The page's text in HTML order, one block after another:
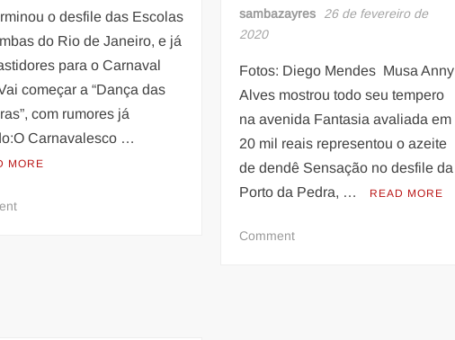
o desfile das Escolas
do Rio de Janeiro, e já
para o Carnaval
começar a “Dança das
com rumores já
Carnavalesco …
MORE
on
sambazayres
26 de fevereiro de
2020
Fotos: Diego Mendes Musa Anny
Alves mostrou todo seu tempero
na avenida Fantasia avaliada em
20 mil reais representou o azeite
de dendê Sensação no desfile da
Porto da Pedra, …
READ MORE
Commenton